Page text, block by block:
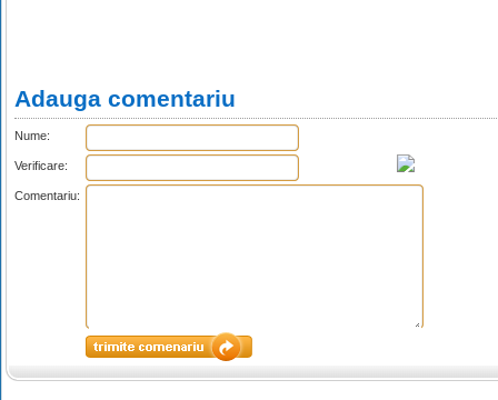
Adauga comentariu
Nume:
Verificare:
Comentariu: